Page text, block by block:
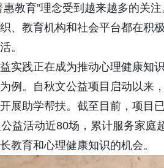
惠教育”理念受到越来越多的关
、教育机构和社会平台都在积
。
实践正在成为推动心理健康知
例。自秋文公益项目启动以来
展助学帮扶。截至目前，项目
益活动近80场，累计服务家
教育和心理健康知识的机会。